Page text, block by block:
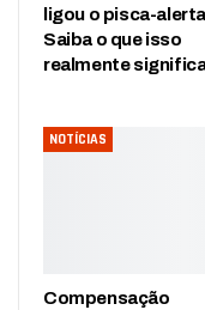
ligou o pisca-
Saiba o que isso
realmente
NOTÍCIAS
Compensação